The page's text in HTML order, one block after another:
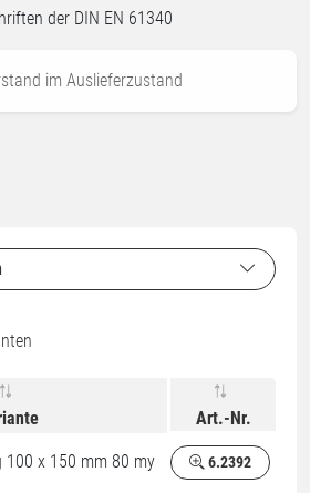
der DIN EN 61340
im Auslieferzustand
Art.-Nr.
100 x 150 mm 80 my 6.2392